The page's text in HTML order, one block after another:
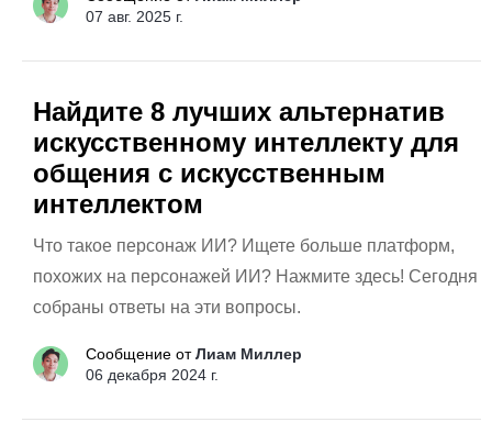
07 авг. 2025 г.
Найдите 8 лучших альтернатив
искусственному интеллекту для
общения с искусственным
интеллектом
Что такое персонаж ИИ? Ищете больше платформ,
похожих на персонажей ИИ? Нажмите здесь! Сегодня
собраны ответы на эти вопросы.
Сообщение отЛиам Миллер
06 декабря 2024 г.